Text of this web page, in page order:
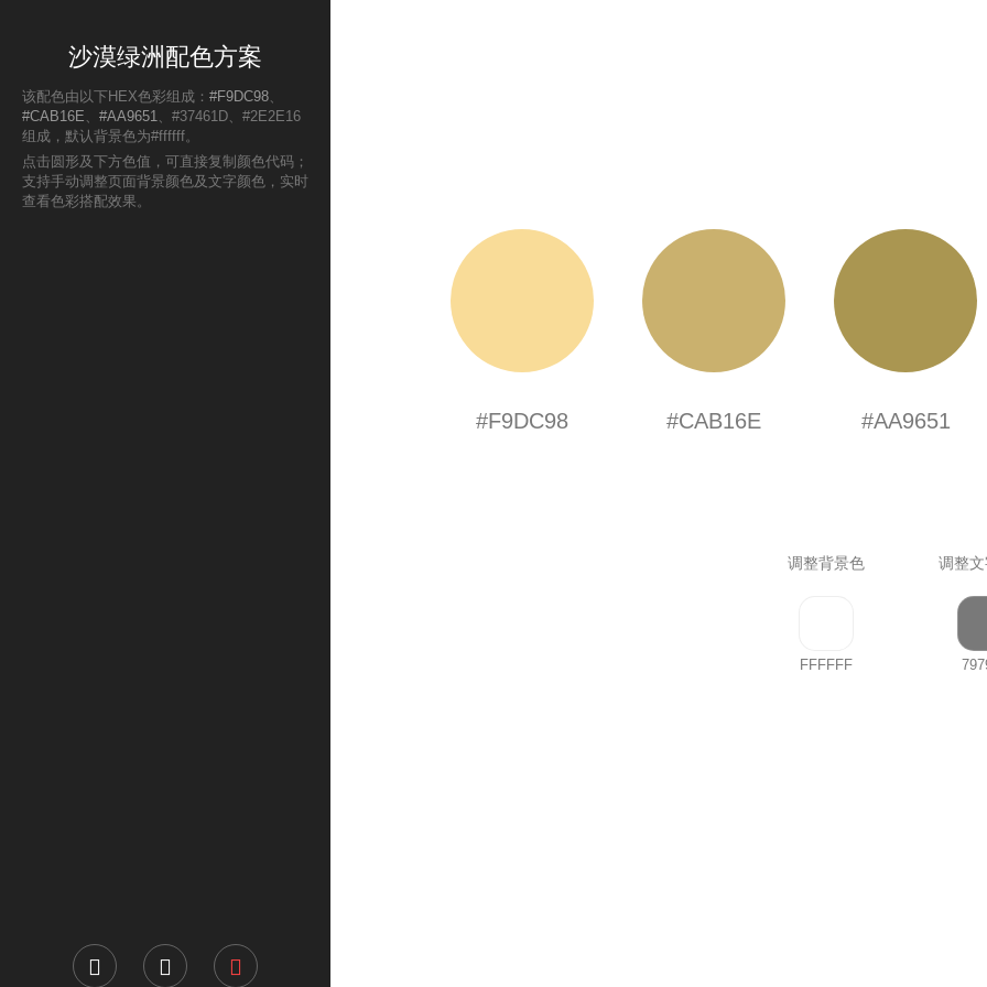
沙漠绿洲配色方案
该配色由以下HEX色彩组成： #F9DC98、
#CAB16E 、 #AA9651、#37461D、#2E2E16
组成，默认背景色为#ffffff。
点击圆形及下方色值，可直接复制颜色代码；
支持手动调整页面背景颜色及文字颜色，实时
查看色彩搭配效果。
#F9DC98 #CAB16E #AA9651
调整背景色 调整